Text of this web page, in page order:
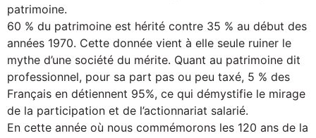
patrimoine.
60 % du patrimoine est hérité contre 35 % au début des
années 1970. Cette donnée vient à elle seule ruiner le
mythe d’une société du mérite. Quant au patrimoine dit
professionnel, pour sa part pas ou peu taxé, 5 % des
Français en détiennent 95%, ce qui démystifie le mirage
de la participation et de l’actionnariat salarié.
En cette année où nous commémorons les 120 ans de la